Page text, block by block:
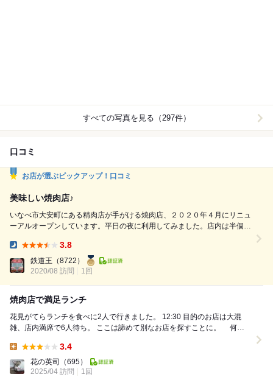
すべての写真を見る（297件）
口コミ
お店が選ぶピックアップ！口コミ
美味しい焼肉店♪
いなべ市大安町にある精肉店が手がける焼肉店、２０２０年４月にリニュ
ーアルオープンしています。平日の夜に利用してみました。店内は半個室
すね、１７時の開店間もない時間に入ったので一番乗りでしたが１８時近
くなると予約の方も含めて何組ものお客さんが入ってきていました。 メ
ニューは黒毛和牛を中心に牛タン、バラ、ロース、ハラミ、ヒレ、ホル...
3.8
鉄道王 （8722）
2020/08 訪問
1回
焼肉店で満足ランチ
花見がてらランチを食べに2人で行きました。 12:30 目的のお店は大混
雑、店内満席で6人待ち。 ここは諦めて別なお店を探すことに。 何
3.4
花の英司
（695）
2025/04 訪問
1回